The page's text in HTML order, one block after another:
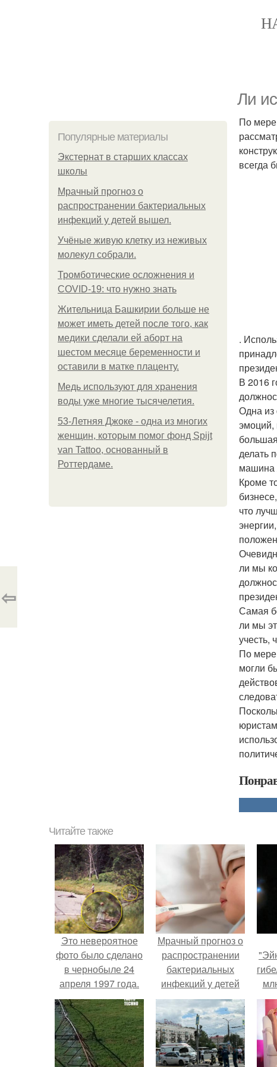
Ли
Популярные материалы
Экстернат в старших классах
школы
Мрачный прогноз о
распространении бактериальных
инфекций у детей вышел.
Учёные живую клетку из неживых
молекул собрали.
Тромботические осложнения и
COVID-19: что нужно знать
Жительница Башкирии больше не
может иметь детей после того, как
медики сделали ей аборт на
шестом месяце беременности и
оставили в матке плаценту.
Медь используют для хранения
воды уже многие тысячелетия.
53-Летняя Джоке - одна из многих
женщин, которым помог фонд Spijt
van Tattoo, основанный в
Роттердаме.
По мере
всегда
.
В 2016
Одна из
эмоций,
делать
машина
Кроме
что
ли мы
Самая
ли мы
учесть,
По мере
могли
⇦
Читайте также
Это невероятное
фото было сделано
в чернобыле 24
апреля 1997 года.
Мрачный прогноз о
распространении
бактериальных
инфекций у детей
вышел.